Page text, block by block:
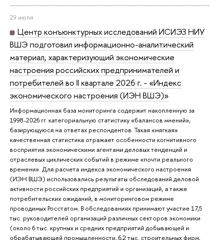
29 июля
Центр конъюнктурных исследований ИСИЭЗ НИУ
ВШЭ подготовил информационно-аналитический
материал, характеризующий экономические
настроения российских предпринимателей и
потребителей во II квартале 2026 г. - «Индекс
экономического настроения (ИЭН ВШЭ)»
Информационная база мониторинга содержит накопленную за
1998-2026 гг. категориальную статистику «балансов мнений»,
базирующуюся на ответах респондентов. Такая «мягкая»
качественная статистика отражает особенности когнитивного
восприятия экономическими агентами деловых тенденций и
отраслевых циклических событий в режиме «почти реального
времени». Для расчета индекса экономического настроения
(ИЭН ВШЭ) использовались результаты обследований деловой
активности российских предприятий и организаций, а также
потребительских ожиданий, в мониторинговом режиме
проводимых Росстатом. В обследованиях принимают участие 17,5
тыс. руководителей организаций различных секторов экономики
(около 6 тыс. крупных и средних предприятий добывающей и
обрабатывающей промышленности, 6,2 тыс. строительных фирм,